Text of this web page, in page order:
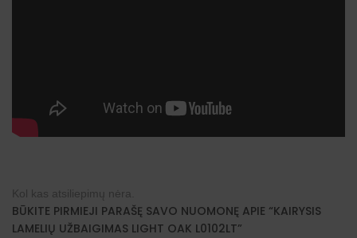
Kol kas atsiliepimų nėra.
BŪKITE PIRMIEJI PARAŠĘ SAVO NUOMONĘ APIE “KAIRYSIS
LAMELIŲ UŽBAIGIMAS LIGHT OAK L0102LT”